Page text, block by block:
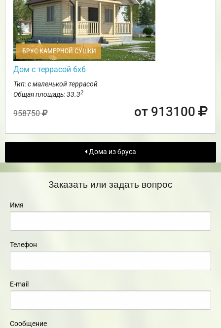
БРУС КАМЕРНОЙ СУШКИ
Дом с террасой 6х6
Тип: с маленькой террасой
Общая площадь: 33.32
958750 от 913100
Дома из бруса
Заказать или задать вопрос
Имя
Телефон
E-mail
Сообщение